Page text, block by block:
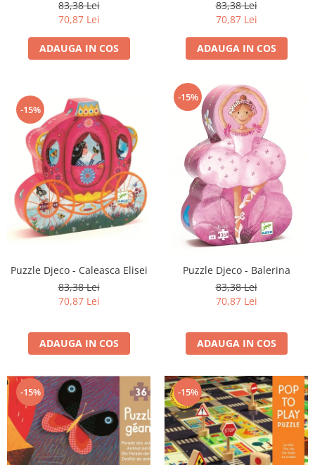
83,38 Lei
70,87 Lei
ADAUGA IN COS
83,38 Lei
70,87 Lei
ADAUGA IN COS
-15%
Puzzle Djeco - Caleasca Elisei
83,38 Lei
70,87 Lei
ADAUGA IN COS
-15%
Puzzle Djeco - Balerina
83,38 Lei
70,87 Lei
ADAUGA IN COS
-15% -15%